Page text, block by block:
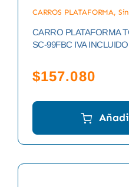
CARROS PLATAFORMA,
CARRO PLATAFORMA
SC-99FBC IVA
$157.080